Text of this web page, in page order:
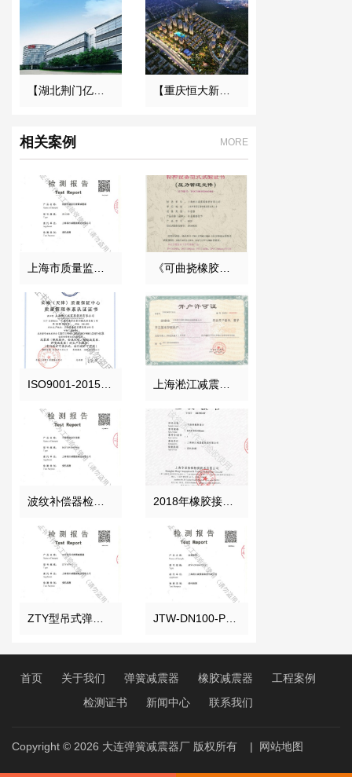
相关案例 MORE
ISO9001-2015证书报告 上海淞江减震器集团南通有限公司开户许可证
首页 关于我们 弹簧减震器 橡胶减震器
工程案例
检测证书
新闻中心 联系我们
Copyright © 2026 大连弹簧减震器厂 版权所有 | 网站地图